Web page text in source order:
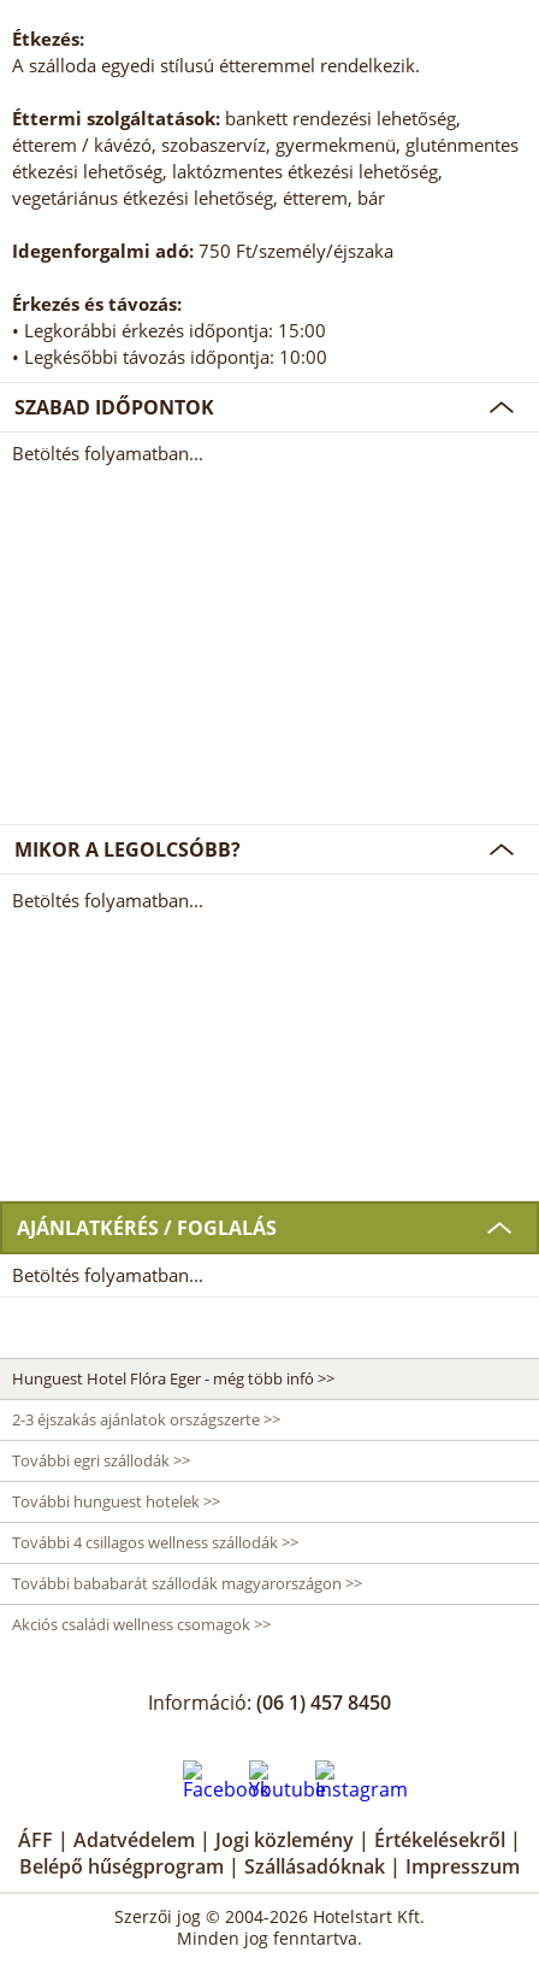
Étkezés:
A szálloda egyedi stílusú étteremmel rendelkezik.
Éttermi szolgáltatások: bankett rendezési lehetőség,
étterem / kávézó, szobaszervíz, gyermekmenü, gluténmentes
étkezési lehetőség, laktózmentes étkezési lehetőség,
vegetáriánus étkezési lehetőség, étterem, bár
Idegenforgalmi adó: 750 Ft/személy/éjszaka
Érkezés és távozás:
• Legkorábbi érkezés időpontja: 15:00
• Legkésőbbi távozás időpontja: 10:00
SZABAD IDŐPONTOK
Betöltés folyamatban...
MIKOR A LEGOLCSÓBB?
Betöltés folyamatban...
AJÁNLATKÉRÉS / FOGLALÁS
Betöltés folyamatban...
Hunguest Hotel Flóra Eger - még több infó >>
2-3 éjszakás ajánlatok országszerte >>
További egri szállodák >>
További hunguest hotelek >>
További 4 csillagos wellness szállodák >>
További bababarát szállodák magyarországon >>
Akciós családi wellness csomagok >>
Információ: (06 1) 457 8450
ÁFF | Adatvédelem | Jogi közlemény | Értékelésekről |
Belépő hűségprogram | Szállásadóknak | Impresszum
Szerzői jog © 2004-2026 Hotelstart Kft.
Minden jog fenntartva.